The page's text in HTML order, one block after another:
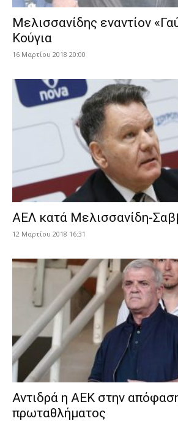
Μελισσανίδης εναντίον
Κούγια
16 Μαρτίου 2018 20:00
ΑΕΛ κατά Μελισσανίδη-
12 Μαρτίου 2018 16:31
Αντιδρά η ΑΕΚ στην
πρωταθλήματος